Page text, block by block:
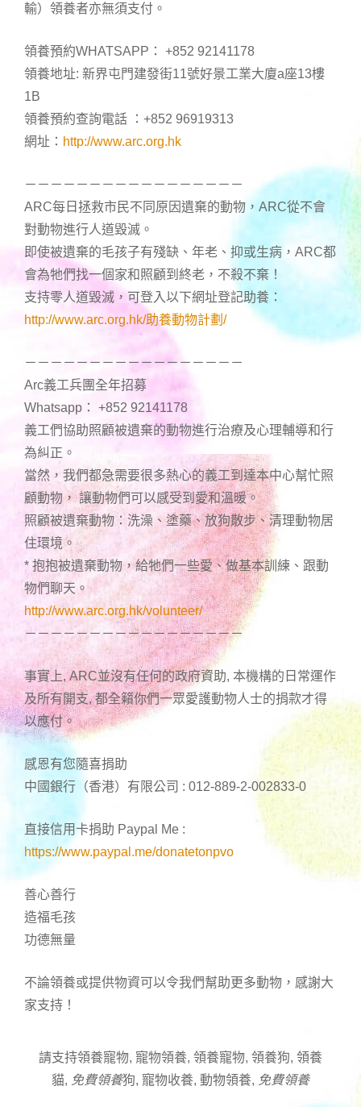
輸）領養者亦無須支付。
領養預約WHATSAPP： +852 92141178
領養地址: 新界屯門建發街11號好景工業大廈a座13樓
1B
領養預約查詢電話 ：+852 96919313
網址： http://www.arc.org.hk
－－－－－－－－－－－－－－－－－
ARC每日拯救市民不同原因遺棄的動物，ARC從不會
對動物進行人道毀滅。
即使被遺棄的毛孩子有殘缺、年老、抑或生病，ARC都
會為牠們找一個家和照顧到終老，不殺不棄！
支持零人道毀滅，可登入以下網址登記助養：
http://www.arc.org.hk/助養動物計劃/
－－－－－－－－－－－－－－－－－
Arc義工兵團全年招募
Whatsapp： +852 92141178
義工們協助照顧被遺棄的動物進行治療及心理輔導和行
為糾正。
當然，我們都急需要很多熱心的義工到達本中心幫忙照
顧動物， 讓動物們可以感受到愛和溫暖。
照顧被遺棄動物：洗澡、塗藥、放狗散步、清理動物居
住環境。
* 抱抱被遺棄動物，給牠們一些愛、做基本訓練、跟動
物們聊天。
http://www.arc.org.hk/volunteer/
－－－－－－－－－－－－－－－－－
事實上, ARC並沒有任何的政府資助, 本機構的日常運作
及所有開支, 都全籟你們一眾愛護動物人士的捐款才得
以應付。
感恩有您隨喜捐助
中國銀行（香港）有限公司 : 012-889-2-002833-0
直接信用卡捐助 Paypal Me :
https://www.paypal.me/donatetonpvo
善心善行
造福毛孩
功德無量
不論領養或提供物資可以令我們幫助更多動物，感謝大
家支持！
請支持領養寵物, 寵物領養, 領養寵物, 領養狗, 領養
貓, 免費領養狗, 寵物收養, 動物領養, 免費領養